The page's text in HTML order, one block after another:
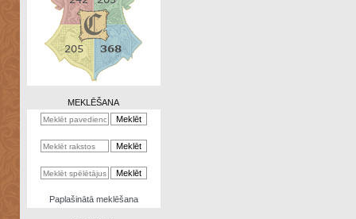
Zināšanu
kalkulators
Nomētātās
MEKLĒŠANA
Paplašinātā meklēšana